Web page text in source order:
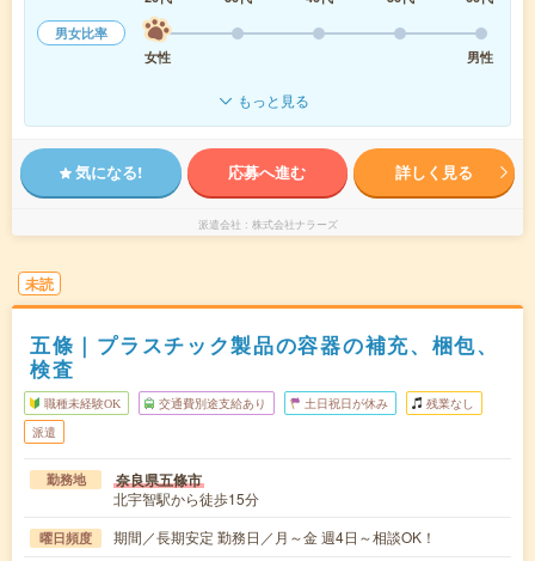
男女比率
女性
男性
もっと見る
気になる! 応募へ進む 詳しく見る
派遣会社 株式会社ナラーズ
未読
五條｜プラスチック製品の容器の補充、梱包、
検査
職種未経験OK 交通費別途支給あり 土日祝日が休み 残業なし
派遣
勤務地 奈良県五條市
北宇智駅から徒歩15分
曜日頻度 期間／長期安定 勤務日／月～金 週4日～相談OK！